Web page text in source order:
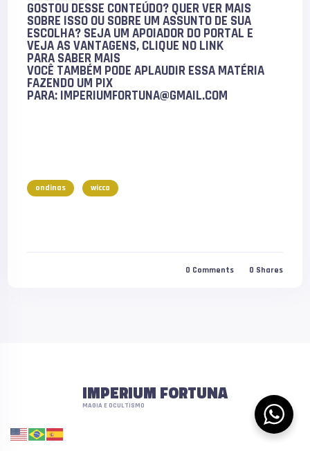
GOSTOU DESSE CONTEÚDO? QUER VER MAIS
SOBRE ISSO OU SOBRE UM ASSUNTO DE SUA
ESCOLHA? SEJA UM APOIADOR DO PORTAL E
VEJA AS VANTAGENS, CLIQUE NO LINK
PARA SABER MAIS
VOCÊ TAMBÉM PODEAPLAUDIR ESSA MATÉRIA
FAZENDO UM PIX
PARA: IMPERIUMFORTUNA@GMAIL.COM
ondinas wicca
0 Comments 0 Shares
IMPERIUM FORTUNA
MAGIA E OCULTISMO